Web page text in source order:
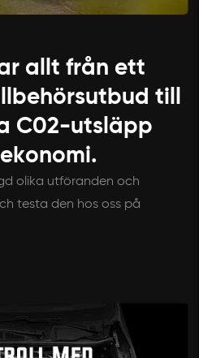
allt från ett
till
C02-utsläpp
olika utföranden och
testa den hos oss på